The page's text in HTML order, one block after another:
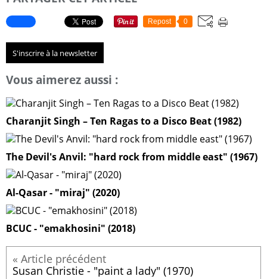
Repost 0
S'inscrire à la newsletter
Vous aimerez aussi :
Charanjit Singh – Ten Ragas to a Disco Beat (1982)
The Devil's Anvil: "hard rock from middle east" (1967)
Al-Qasar - "miraj" (2020)
BCUC - "emakhosini" (2018)
Susan Christie - "paint a lady" (1970)